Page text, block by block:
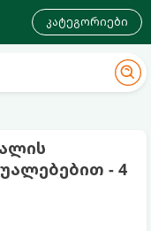
კატეგორიები
- 4